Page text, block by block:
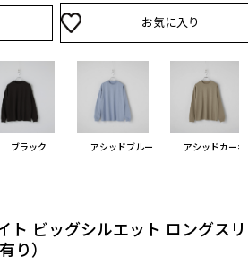
お気に入り
ブラック アシッドブルー アシッドカーキ
ト ビッグシルエット ロングスリ
り）